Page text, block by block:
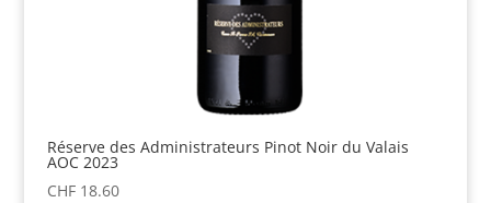
Réserve des Administrateurs Pinot Noir du Valais
AOC 2023
CHF18.60